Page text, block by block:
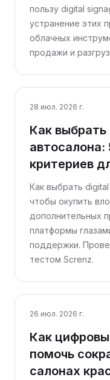
пользу digital
устранение этих
облачных
продажи и
28 июл. 2026 г.
Как
критериев
Как выбрать
чтобы окупить
дополнительных
платформы
поддержки.
тестом Screnz.
26 июл. 2026 г.
Как
помочь
салонах